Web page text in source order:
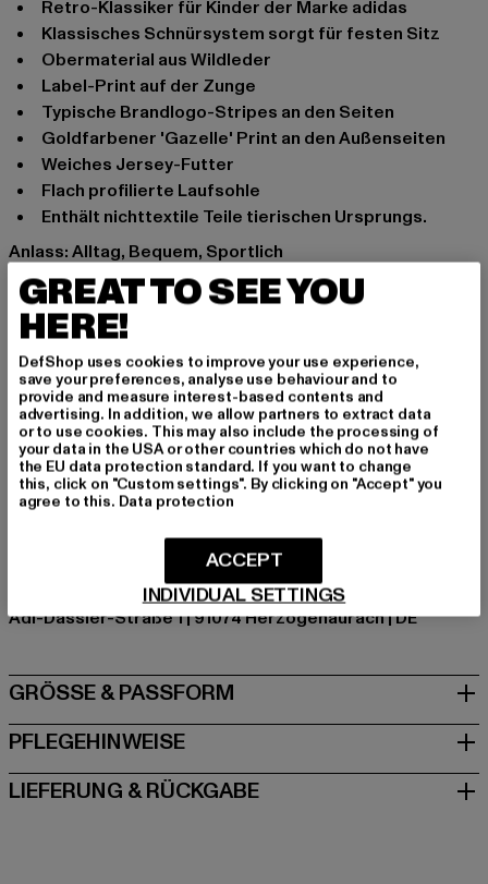
Retro-Klassiker für Kinder der Marke adidas
Klassisches Schnürsystem sorgt für festen Sitz
Obermaterial aus Wildleder
Label-Print auf der Zunge
Typische Brandlogo-Stripes an den Seiten
Goldfarbener 'Gazelle' Print an den Außenseiten
Weiches Jersey-Futter
Flach profilierte Laufsohle
Enthält nichttextile Teile tierischen Ursprungs.
Anlass: Alltag, Bequem, Sportlich
Verschlussarten: Schnürsenkel
Schafthöhe: Low Top
Marke: adidas
Kat.: Sneakers Low
Farbe: weiß, rot
Hersteller Farbe: burgundy/footwear white
Obermaterial: sonstiges Material, Leder
Innenfutter: Textil
Hinweis: Enthält nichttextile Teile tierischen Ursprungs.
Art.Nr: B41645-05688
serviceinfo@onlineshop.adidas.com
Adi-Dassler-Straße 1 | 91074 Herzogenaurach | DE
GRÖSSE & PASSFORM
PFLEGEHINWEISE
LIEFERUNG & RÜCKGABE
GREAT TO SEE YOU
HERE!
DefShop uses cookies to improve your use experience,
save your preferences, analyse use behaviour and to
provide and measure interest-based contents and
advertising. In addition, we allow partners to extract data
or to use cookies. This may also include the processing of
your data in the USA or other countries which do not have
the EU data protection standard. If you want to change
this, click on "Custom settings". By clicking on "Accept" you
agree to this. Data protection
INDIVIDUAL SETTINGS
ACCEPT